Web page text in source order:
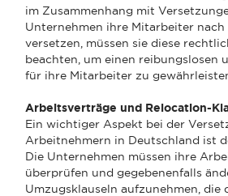
im Zusammenhang mit
Unternehmen ihre Mitarbeiter nach
versetzen, müssen sie diese
beachten, um einen reibungslosen
für ihre Mitarbeiter zu
Arbeitsverträge und Relocation-
Ein wichtiger Aspekt bei der
Arbeitnehmern in Deutschland ist
Die Unternehmen müssen ihre
überprüfen und gegebenenfalls
Umzugsklauseln aufzunehmen, die